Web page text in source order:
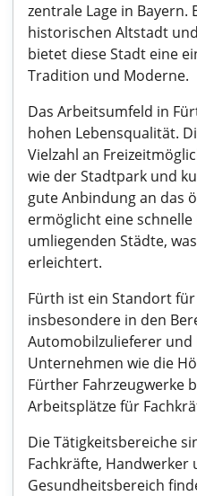
zentrale Lage in Bayern.
historischen Altstadt
bietet diese Stadt eine
Tradition und Moderne.
Das Arbeitsumfeld in
hohen Lebensqualität.
Vielzahl an
wie der Stadtpark und
gute Anbindung an das
ermöglicht eine
umliegenden Städte,
erleichtert.
Fürth ist ein Standort
insbesondere in den
Automobilzulieferer und
Unternehmen wie die
Fürther Fahrzeugwerke
Arbeitsplätze für
Die Tätigkeitsbereiche
Fachkräfte,
Gesundheitsbereich